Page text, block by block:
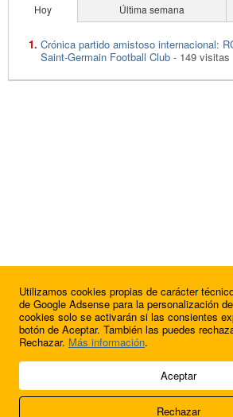
Hoy Última semana
Crónica partido amistoso internacional:
Saint-Germain Football Club - 149 visitas
© 2009 - 2026 Soluciones Corporativas IP, SL.
Acerca de nosotros
Utilizamos cookies propias de carácter
de Google Adsense para la personalización
cookies solo se activarán si las consientes
botón de Aceptar. También las puedes
Rechazar. Más información.
Aceptar
Rechazar